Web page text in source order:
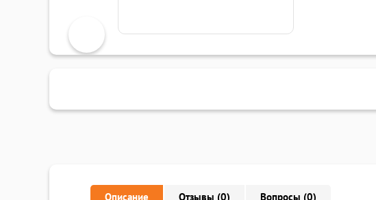
Описание Отзывы (0) Вопросы (0)